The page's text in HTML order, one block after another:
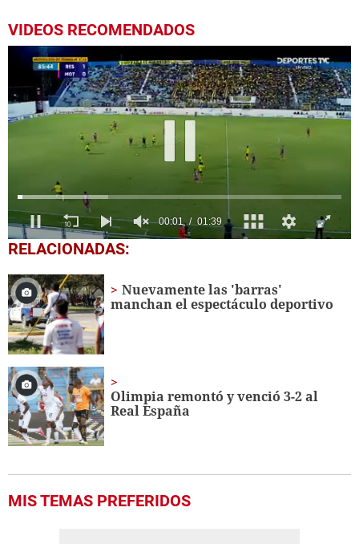
VIDEOS RECOMENDADOS
0
seconds
1
minute,
39
seconds
RELACIONADAS:
Nuevamente las 'barras'
manchan el espectáculo deportivo
Olimpia remontó y venció 3-2 al
Real España
MIS TEMAS PREFERIDOS